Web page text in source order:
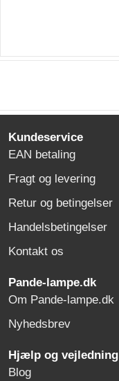
Kundeservice
EAN betaling
Fragt og levering
Retur og betingelser
Handelsbetingelser
Kontakt os
Pande-lampe.dk
Om Pande-lampe.dk
Nyhedsbrev
Hjælp og vejledning
Blog